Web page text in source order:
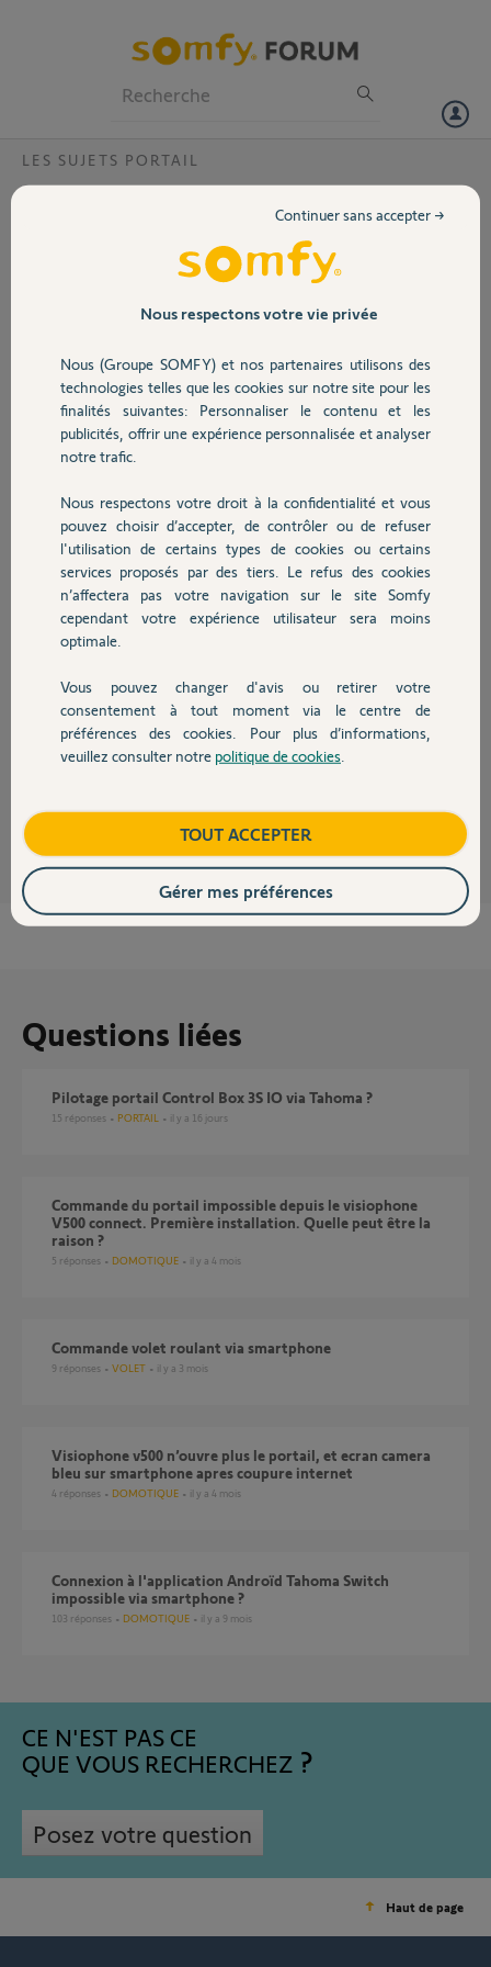
Volet
Sécurité
Domotique
Chauffage
Autres produits
Devis avec un pro
Contact
LES SUJETS PORTAIL
Commande du portail impossible via mon
Suite à un changement
de carte électronique sur
le moteur du portail je ne
celui-ci via l'application
smarphones
il y a plus de 6 ans
Participer au fil de discussion
Réponses
Il faut le supprimer et le réassocier.
Bonne journée !
Jean-Luc B. il y a plus de 6 ans
Questions liées
Pilotage portail Control Box 3S IO via Tahoma ?
15 réponses PORTAIL il y a 16 jours
Commande du portail impossible depuis le visiophone
V500 connect. Première installation. Quelle peut être la
raison ?
5 réponses DOMOTIQUE il y a 4 mois
Commande volet roulant via smartphone
9 réponses VOLET il y a 3 mois
Visiophone v500 n’ouvre plus le portail, et ecran camera
bleu sur smartphone apres coupure internet
4 réponses DOMOTIQUE il y a 4 mois
Connexion à l'application Androïd Tahoma Switch
impossible via smartphone ?
103 réponses DOMOTIQUE il y a 9 mois
CE N'EST PAS CE
QUE VOUS RECHERCHEZ
Posez votre question
Haut de page
Nous respectons votre vie privée
Nous (Groupe SOMFY) et nos partenaires utilisons des
technologies telles que les cookies sur notre site pour les
finalités suivantes: Personnaliser le contenu et les
publicités, offrir une expérience personnalisée et analyser
notre trafic.
Nous respectons votre droit à la confidentialité et vous
pouvez choisir d’accepter, de contrôler ou de refuser
l'utilisation de certains types de cookies ou certains
services proposés par des tiers. Le refus des cookies
n’affectera pas votre navigation sur le site Somfy
cependant votre expérience utilisateur sera moins
optimale.
Vous pouvez changer d'avis ou retirer votre
consentement à tout moment via le centre de
préférences des cookies. Pour plus d’informations,
veuillez consulter notre politique de cookies
Continuer sans accepter →
TOUT ACCEPTER
Gérer mes préférences